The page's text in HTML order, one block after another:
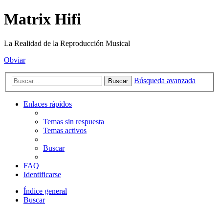
Matrix Hifi
La Realidad de la Reproducción Musical
Obviar
Buscar Búsqueda avanzada
Enlaces rápidos
Temas sin respuesta
Temas activos
Buscar
FAQ
Identificarse
Índice general
Buscar